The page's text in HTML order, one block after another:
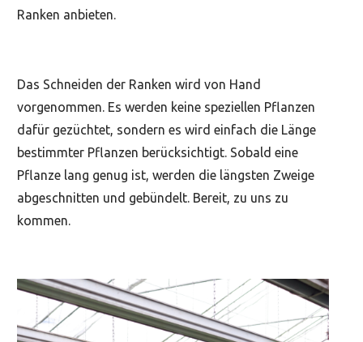
Ranken anbieten.
Das Schneiden der Ranken wird von Hand
vorgenommen. Es werden keine speziellen Pflanzen
dafür gezüchtet, sondern es wird einfach die Länge
bestimmter Pflanzen berücksichtigt. Sobald eine
Pflanze lang genug ist, werden die längsten Zweige
abgeschnitten und gebündelt. Bereit, zu uns zu
kommen.